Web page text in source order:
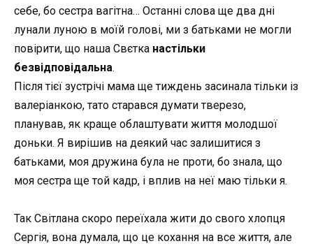
себе, бо сестра вагітна… Останні слова ще два дні
лунали луною в моїй голові, ми з батьками не могли
повірити, що наша Свєтка настільки
безвідповідальна.
Після тієї зустрічі мама ще тиждень засинала тільки із
валеріанкою, тато старався думати тверезо,
планував, як краще облаштувати життя молодшої
доньки. Я вирішив на деякий час залишитися з
батьками, моя дружина була не проти, бо знала, що
моя сестра ще той кадр, і вплив на неї маю тільки я.
Так Світлана скоро переїхала жити до свого хлопця
Сергія, вона думала, що це кохання на все життя, але